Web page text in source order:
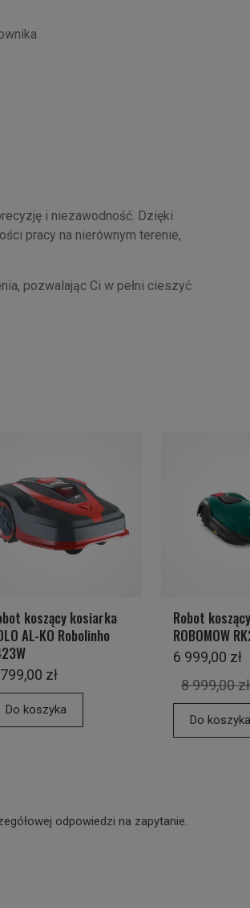
i niezawodność. Dzięki
pracy na nierównym terenie,
pozwalając Ci w pełni cieszyć
koszący kosiarka
AL-KO Robolinho
zł
Do koszyka
Robot
ROBOMOW
6 999,00 zł
8 999,00 zł
Do koszyka
odpowiedzi na zapytanie.